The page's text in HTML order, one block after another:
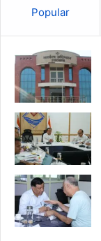
Popular